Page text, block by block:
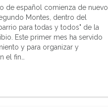
de español comienza de nuevo
Montes, dentro del
para todas y todos" de la
Este primer mes ha servido
y para organizar y
el fin…